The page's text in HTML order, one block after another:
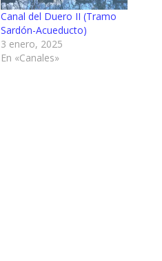
Canal del Duero II (Tramo
Sardón-Acueducto)
3 enero, 2025
En «Canales»